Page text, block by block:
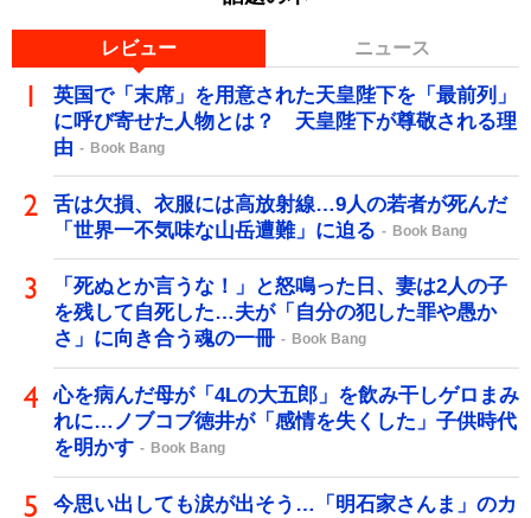
レビュー ニュース
英国で「末席」を用意された天皇陛下を「最前列」
に呼び寄せた人物とは？ 天皇陛下が尊敬される理
由
Book Bang
舌は欠損、衣服には高放射線…9人の若者が死んだ
「世界一不気味な山岳遭難」に迫る
Book Bang
「死ぬとか言うな！」と怒鳴った日、妻は2人の子
を残して自死した…夫が「自分の犯した罪や愚か
さ」に向き合う魂の一冊
Book Bang
心を病んだ母が「4Lの大五郎」を飲み干しゲロまみ
れに…ノブコブ徳井が「感情を失くした」子供時代
を明かす
Book Bang
今思い出しても涙が出そう…「明石家さんま」のカ